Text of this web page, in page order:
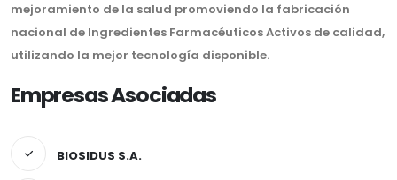
mejoramiento de la salud promoviendo la fabricación
nacional de Ingredientes Farmacéuticos Activos de calidad,
utilizando la mejor tecnología disponible.
Empresas Asociadas
BIOSIDUS S.A.